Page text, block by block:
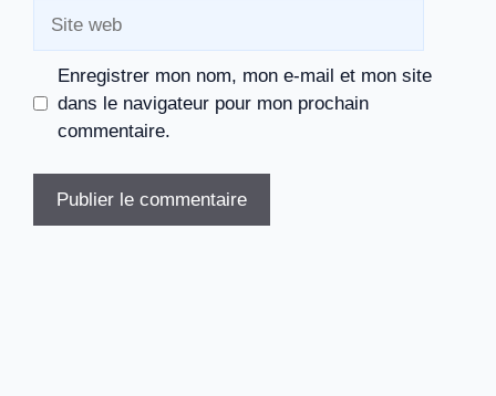
Enregistrer mon nom, mon e-mail et mon site
dans le navigateur pour mon prochain
commentaire.